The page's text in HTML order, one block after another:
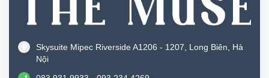
Skysuite Mipec Riverside A1206 - 1207, Long Biên, Hà
Nội